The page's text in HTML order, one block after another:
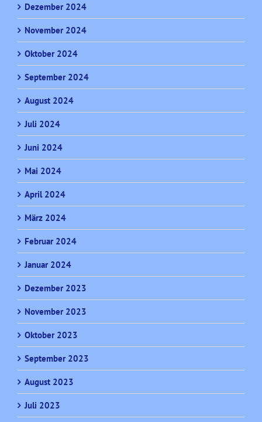
Dezember 2024
November 2024
Oktober 2024
September 2024
August 2024
Juli 2024
Juni 2024
Mai 2024
April 2024
März 2024
Februar 2024
Januar 2024
Dezember 2023
November 2023
Oktober 2023
September 2023
August 2023
Juli 2023